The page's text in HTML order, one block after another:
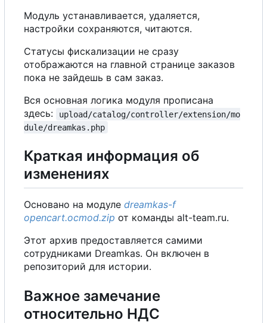
Модуль устанавливается, удаляется,
настройки сохраняются, читаются.
Статусы фискализации не сразу
отображаются на главной странице заказов
пока не зайдешь в сам заказ.
Вся основная логика модуля прописана
здесь:
upload/catalog/controller/extension/mo
dule/dreamkas.php
Краткая информация об
изменениях
Основано на модуле dreamkas-f
opencart.ocmod.zip от команды alt-team.ru.
Этот архив предоставляется самими
сотрудниками Dreamkas. Он включен в
репозиторий для истории.
Важное замечание
относительно НДС